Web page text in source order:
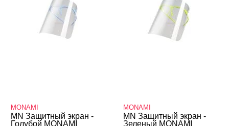
MONAMI
MN Защитный экран -
Голубой MONAMI
MONAMI
MN Защитный экран -
Зеленый MONAMI